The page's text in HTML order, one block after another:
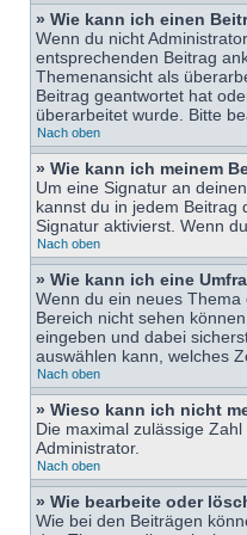
» Wie kann ich einen
Wenn du nicht
entsprechenden Beitrag
Themenansicht als
Beitrag geantwortet hat
überarbeitet wurde. Bitte
Nach oben
» Wie kann ich meinem
Um eine Signatur an
kannst du in jedem Beitrag
Signatur aktivierst. Wenn
Nach oben
» Wie kann ich eine
Wenn du ein neues
Bereich nicht sehen
eingeben und dabei
auswählen kann, welches
Nach oben
» Wieso kann ich nicht
Die maximal zulässige
Administrator.
Nach oben
» Wie bearbeite oder
Wie bei den Beiträgen